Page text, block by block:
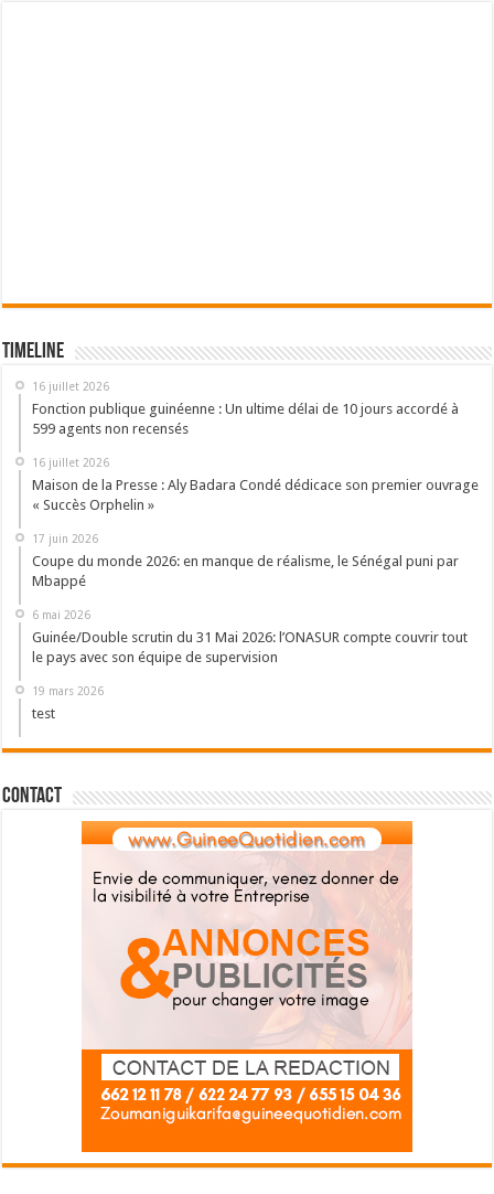
Timeline
16 juillet 2026
Fonction publique guinéenne : Un ultime délai de 10 jours accordé à
599 agents non recensés
16 juillet 2026
Maison de la Presse : Aly Badara Condé dédicace son premier ouvrage
« Succès Orphelin »
17 juin 2026
Coupe du monde 2026: en manque de réalisme, le Sénégal puni par
Mbappé
6 mai 2026
Guinée/Double scrutin du 31 Mai 2026: l’ONASUR compte couvrir tout
le pays avec son équipe de supervision
19 mars 2026
test
Contact